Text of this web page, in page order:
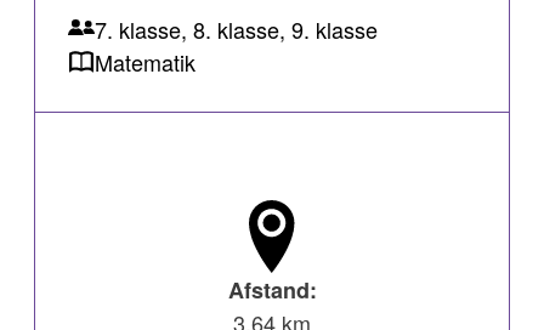
7. klasse, 8. klasse, 9. klasse
Matematik
Afstand:
3,64 km